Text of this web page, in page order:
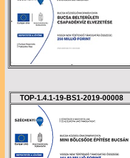
TOP-1.4.1-19-BS1-2019-00008